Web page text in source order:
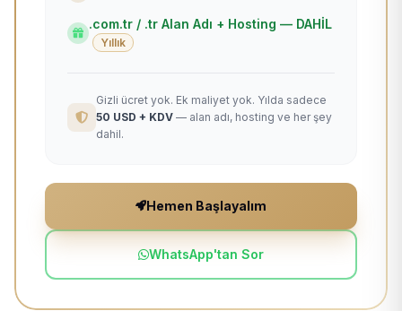
.com.tr / .tr Alan Adı + Hosting — DAHİL
Yıllık
Gizli ücret yok. Ek maliyet yok. Yılda sadece
50 USD + KDV — alan adı, hosting ve her şey
dahil.
Hemen Başlayalım
WhatsApp'tan Sor